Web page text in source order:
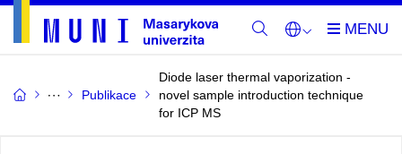
Publikace
Diode laser thermal vaporization -
novel sample introduction technique
for ICP MS